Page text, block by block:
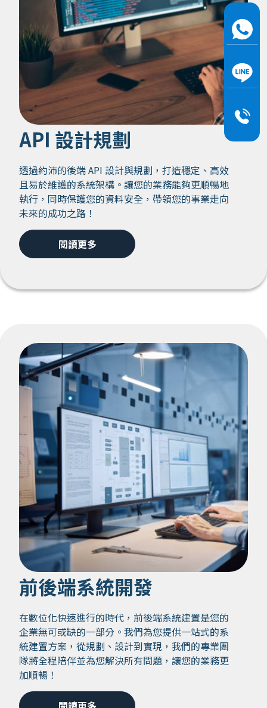
API 設計規劃
透過約沛的後端 API 設計與規劃，打造穩定、高效
且易於維護的系統架構。讓您的業務能夠更順暢地
執行，同時保護您的資料安全，帶領您的事業走向
未來的成功之路！
閱讀更多
前後端系統開發
在數位化快速進行的時代，前後端系統建置是您的
企業無可或缺的一部分。我們為您提供一站式的系
統建置方案，從規劃、設計到實現，我們的專業團
隊將全程陪伴並為您解決所有問題，讓您的業務更
加順暢！